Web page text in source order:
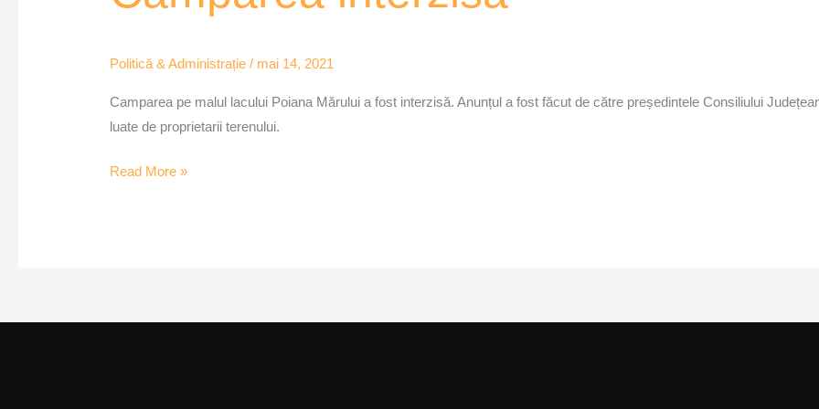
Politică & Administrație / mai 14, 2021
Camparea pe malul lacului Poiana Mărului a fost interzisă. Anunțul a fost făcut de către președintele Consiliului
luate de proprietarii terenului.
Read More »